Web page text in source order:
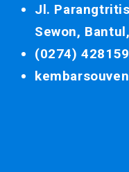
Jl.
Sewon,
(0274)